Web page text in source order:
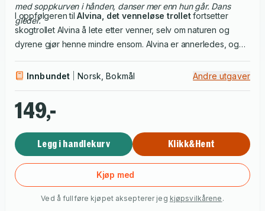
med soppkurven i hånden, danser mer enn hun går. Dans
gleder.
I oppfølgeren tilAlvina, det venneløse trollet fortsetter
skogtrollet Alvina å lete etter venner, selv om naturen og
dyrene gjør henne mindre ensom. Alvina er annerledes, og
Alvina det modige trollet viser Alvina modighet og styrke
Innbundet Norsk, Bokmål Andre utgaver
149,-
Legg i handlekurv Klikk&Hent
Kjøp med
Ved å fullføre kjøpet aksepterer jeg kjøpsvilkårene .